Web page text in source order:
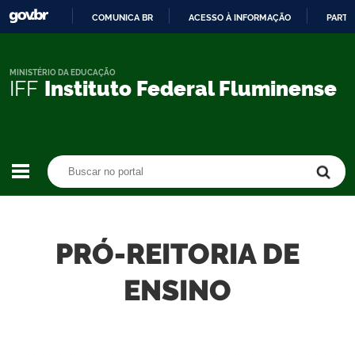
CONTEÚDO
COMUNICA BR ACESSO À INFORMAÇÃO
IFF Instituto Federal Fluminense
MINISTÉRIO DA EDUCAÇÃO
PRÓ-REITORIA DE
ENSINO